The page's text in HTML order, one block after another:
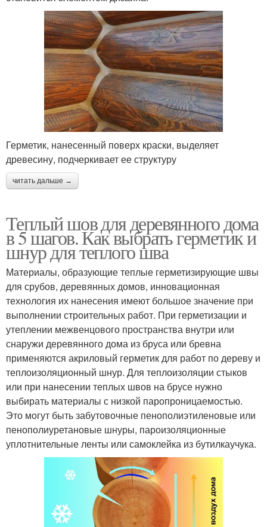
Герметик, нанесенный поверх краски, выделяет
древесину, подчеркивает ее структуру
читать дальше →
Теплый шов для деревянного дома
в 5 шагов. Как выбрать герметик и
шнур для теплого шва
Материалы, образующие теплые герметизирующие швы
для срубов, деревянных домов, инновационная
технология их нанесения имеют большое значение при
выполнении строительных работ. При герметизации и
утеплении межвенцового пространства внутри или
снаружи деревянного дома из бруса или бревна
применяются акриловый герметик для работ по дереву и
теплоизоляционный шнур. Для теплоизоляции стыков
или при нанесении теплых швов на брусе нужно
выбирать материалы с низкой паропроницаемостью.
Это могут быть забутовочные пенополиэтиленовые или
пенополиуретановые шнуры, пароизоляционные
уплотнительные ленты или самоклейка из бутилкаучука.